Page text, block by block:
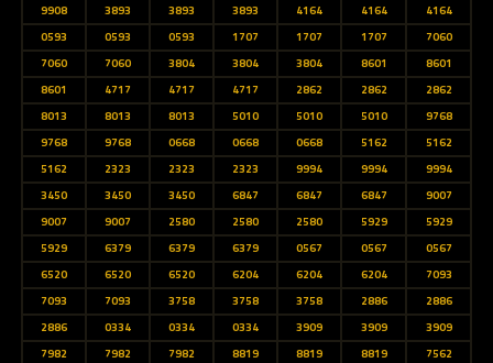
9908
3893 3893 3893 4164 4164
4164
0593
0593 0593 1707 1707 1707
7060
7060
7060 3804 3804 3804 8601
8601
8601
4717 4717 4717 2862 2862
2862
8013
8013 8013 5010 5010 5010
9768
9768
9768 0668 0668 0668 5162
5162
5162
2323 2323 2323 9994 9994
9994
3450
3450 3450 6847 6847 6847
9007
9007
9007 2580 2580 2580 5929
5929
5929
6379 6379 6379 0567 0567
0567
6520
6520 6520 6204 6204 6204
7093
7093
7093 3758 3758 3758 2886
2886
2886
0334 0334 0334 3909 3909
3909
7982
7982 7982 8819 8819 8819
7562